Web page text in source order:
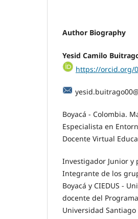
Author Biography
Yesid Camilo
https://orcid.org/
Boyacá - Colombia.
Especialista en
Docente Virtual
Investigador Junior y
Integrante de los
Boyacá y CIEDUS -
docente del
Universidad Santiago